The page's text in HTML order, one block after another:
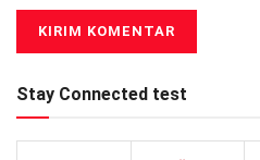
Stay Connected test